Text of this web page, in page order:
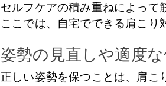
セルフケアの積み重ねによって
ここでは、自宅でできる肩こり
姿勢の見直しや適度な
正しい姿勢を保つことは、肩こ